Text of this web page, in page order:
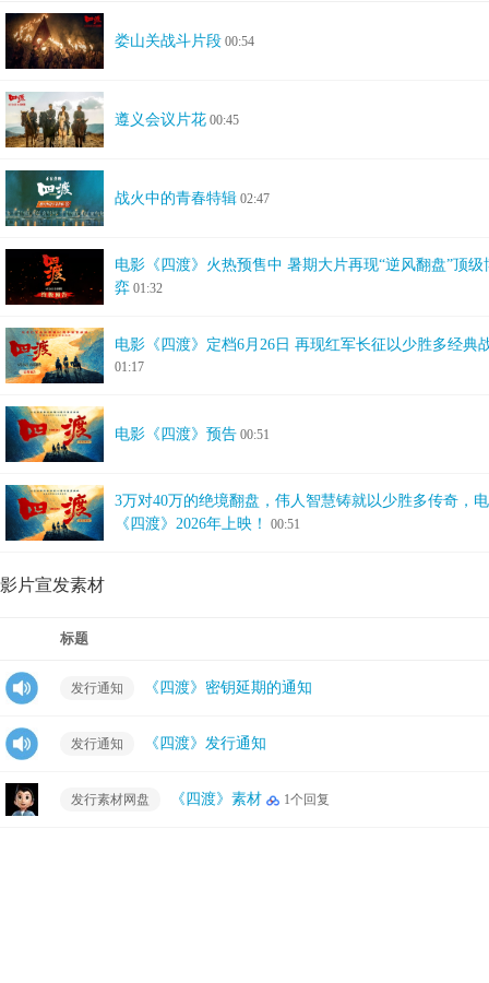
娄山关战斗片段 00:54
遵义会议片花 00:45
战火中的青春特辑 02:47
电影《四渡》火热预售中 暑期大片再现“逆风翻盘”顶级
弈 01:32
电影《四渡》定档6月26日 再现红军长征以少胜多经典
01:17
电影《四渡》预告 00:51
3万对40万的绝境翻盘，伟人智慧铸就以少胜多传奇，
《四渡》2026年上映！
00:51
影片宣发素材
标题
发行通知 《四渡》密钥延期的通知
发行通知 《四渡》发行通知
发行素材网盘 《四渡》素材 1个回复